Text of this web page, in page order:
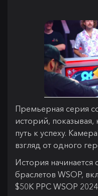
Премьерная серия
историй, показывая,
путь к успеху.
взгляд от одного
История начинается
браслетов WSOP,
$50K PPC WSOP